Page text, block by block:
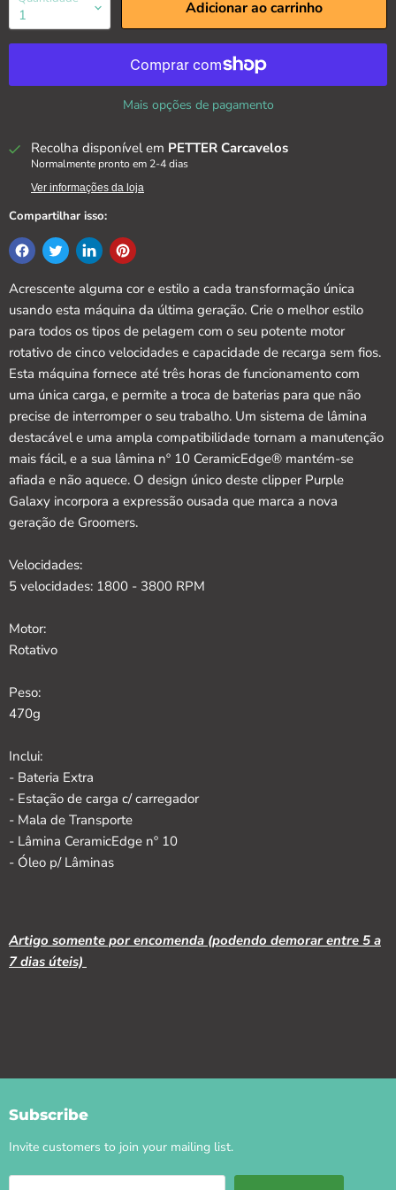
Adicionar ao carrinho
Mais opções de pagamento
Recolha disponível em PETTER Carcavelos
Normalmente pronto em 2-4 dias
Ver informações da loja
Compartilhar isso:
Acrescente alguma cor e estilo a cada transformação única
usando esta máquina da última geração. Crie o melhor estilo
para todos os tipos de pelagem com o seu potente motor
rotativo de cinco velocidades e capacidade de recarga sem fios.
Esta máquina fornece até três horas de funcionamento com
uma única carga, e permite a troca de baterias para que não
precise de interromper o seu trabalho. Um sistema de lâmina
destacável e uma ampla compatibilidade tornam a manutenção
mais fácil, e a sua lâmina nº 10 CeramicEdge® mantém-se
afiada e não aquece. O design único deste clipper Purple
Galaxy incorpora a expressão ousada que marca a nova
geração de Groomers.
Velocidades:
5 velocidades: 1800 - 3800 RPM
Motor:
Rotativo
Peso:
470g
Inclui:
- Bateria Extra
- Estação de carga c/ carregador
- Mala de Transporte
- Lâmina CeramicEdge nº 10
- Óleo p/ Lâminas
Artigo somente por encomenda (podendo demorar entre 5 a
7 dias úteis)
Subscribe
Invite customers to join your mailing list.